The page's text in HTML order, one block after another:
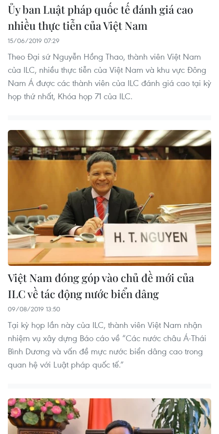
Ủy ban Luật pháp quốc tế đánh giá cao
nhiều thực tiễn của Việt Nam
15/06/2019 07:29
Theo Đại sứ Nguyễn Hồng Thao, thành viên Việt Nam
của ILC, nhiều thực tiễn của Việt Nam và khu vực Đông
Nam Á được các thành viên của ILC đánh giá cao tại kỳ
họp thứ nhất, Khóa họp 71 của ILC.
Việt Nam đóng góp vào chủ đề mới của
ILC về tác động nước biển dâng
09/08/2019 13:50
Tại kỳ họp lần này của ILC, thành viên Việt Nam nhận
nhiệm vụ xây dựng Báo cáo về “Các nước châu Á-Thái
Bình Dương và vấn đề mực nước biển dâng cao trong
quan hệ với Luật pháp quốc tế.”